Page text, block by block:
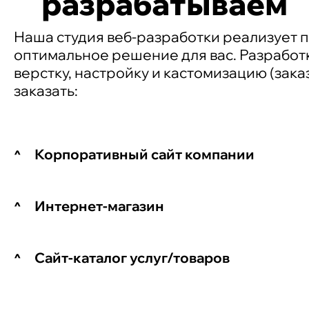
Наша студия веб-разработки
оптимальное решение для вас.
верстку, настройку и кастомизацию
заказать:
Корпоративный сайт компании
Интернет-магазин
Сайт-каталог услуг/товаров